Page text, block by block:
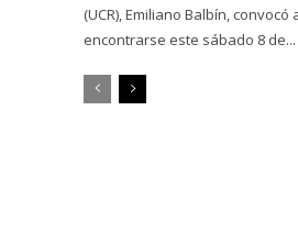
(UCR), Emiliano Balbín,
encontrarse este sábado 8 de...